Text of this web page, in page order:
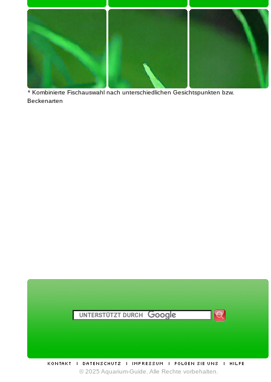
* Kombinierte Fischauswahl nach unterschiedlichen Gesichtspunkten bzw.
Beckenarten
© 2025 Aquarium-Guide. Alle Rechte vorbehalten.